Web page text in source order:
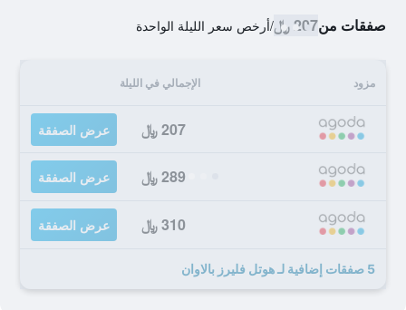
صفقات من207 ﷼ /أرخص سعر الليلة الواحدة
مزود الإجمالي في الليلة
207 ﷼ عرض الصفقة
289 ﷼ عرض الصفقة
310 ﷼ عرض الصفقة
5 صفقات إضافية لـ هوتل فليرز بالاوان